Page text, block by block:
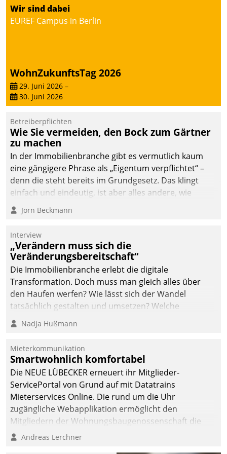
Datatrain ermöglicht
automatisiert ausgelöste,
intelligente,
datengestützte
Entscheidungen.
Wir sind dabei
EUREF Campus in Berlin
WohnZukunftsTag 2026
29. Juni 2026 –
30. Juni 2026
Betreiberpflichten
Wie Sie vermeiden, den Bock zum Gärtner
zu machen
In der Immobilienbranche gibt es vermutlich kaum
eine gängigere Phrase als „Eigentum verpflichtet“ –
denn die steht bereits im Grundgesetz. Das klingt
einfach und eindeutig, ist aber alles andere, wie
Branchenbeschäftigte wissen. Denn mit der
Verantwortung folgen Verpflichtungen.
Jörn Beckmann
Interview
„Verändern muss sich die
Veränderungsbereitschaft“
Die Immobilienbranche erlebt die digitale
Transformation. Doch muss man gleich alles über
den Haufen werfen? Wie lässt sich der Wandel
tatsächlich gestalten und umsetzen? Welche
Argumente zählen wirklich?
Nadja Hußmann
Mieterkommunikation
Smartwohnlich komfortabel
Die NEUE LÜBECKER erneuert ihr Mitglieder-
ServicePortal von Grund auf mit Datatrains
Mieterservices Online. Die rund um die Uhr
zugängliche Webapplikation ermöglicht den
Mitgliedern der Wohnungs­bau­genossenschaft die
Kontaktaufnahme per Smartphone, Tablet oder PC.
Andreas Lerchner